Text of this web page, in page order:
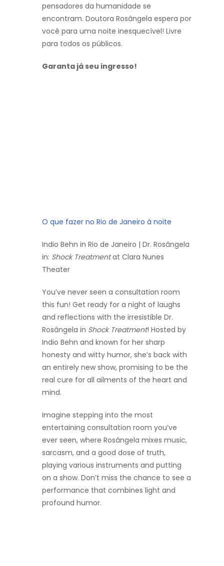
pensadores da humanidade se
encontram. Doutora Rosângela espera por
você para uma noite inesquecível! Livre
para todos os públicos.
Garanta já seu ingresso!
O que fazer no Rio de Janeiro à noite
Indio Behn in Rio de Janeiro | Dr. Rosângela
in: Shock Treatmentat Clara Nunes
Theater
You’ve never seen a consultation room
this fun! Get ready for a night of laughs
and reflections with the irresistible Dr.
Rosângela in Shock Treatment! Hosted by
Indio Behn and known for her sharp
honesty and witty humor, she’s back with
an entirely new show, promising to be the
real cure for all ailments of the heart and
mind.
Imagine stepping into the most
entertaining consultation room you’ve
ever seen, where Rosângela mixes music,
sarcasm, and a good dose of truth,
playing various instruments and putting
on a show. Don’t miss the chance to see a
performance that combines light and
profound humor.